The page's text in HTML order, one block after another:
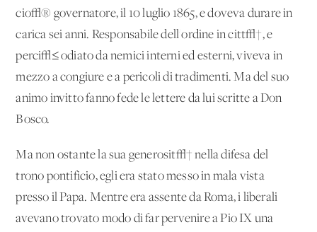
cio√® governatore, il 10 luglio 1865, e doveva durare in
carica sei anni. Responsabile dell'ordine in citt√†, e
perci√≤ odiato da nemici interni ed esterni, viveva in
mezzo a congiure e a pericoli di tradimenti. Ma del suo
animo invitto fanno fede le lettere da lui scritte a Don
Bosco.
Ma non ostante la sua generosit√† nella difesa del
trono pontificio, egli era stato messo in mala vista
presso il Papa. Mentre era assente da Roma, i liberali
avevano trovato modo di far pervenire a Pio IX una